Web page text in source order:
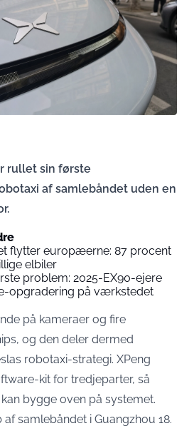
rullet sin første
af samlebåndet uden en
flytter europæerne: 87 procent
elbiler
problem: 2025-EX90-ejere
opgradering på værkstedet
på kameraer og fire
og den deler dermed
robotaxi-strategi. XPeng
kit for tredjeparter, så
bygge oven på systemet.
af samlebåndet i Guangzhou 18.